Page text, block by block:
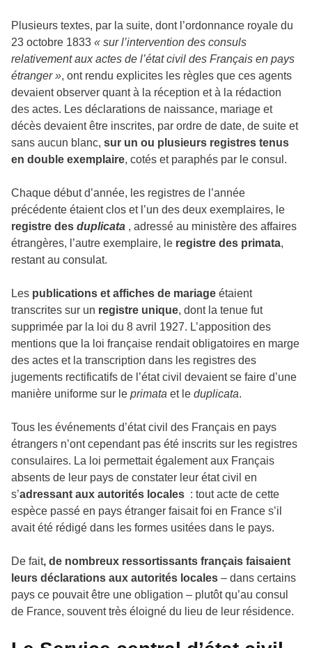
Plusieurs textes, par la suite, dont l’ordonnance royale du
23 octobre 1833 « sur l’intervention des consuls
relativement aux actes de l’état civil des Français en pays
étranger », ont rendu explicites les règles que ces agents
devaient observer quant à la réception et à la rédaction
des actes. Les déclarations de naissance, mariage et
décès devaient être inscrites, par ordre de date, de suite et
sans aucun blanc, sur un ou plusieurs registres tenus
en double exemplaire, cotés et paraphés par le consul.
Chaque début d’année, les registres de l’année
précédente étaient clos et l’un des deux exemplaires, le
registre des duplicata , adressé au ministère des affaires
étrangères, l’autre exemplaire, le registre des primata,
restant au consulat.
Les publications et affiches de mariage étaient
transcrites sur un registre unique, dont la tenue fut
supprimée par la loi du 8 avril 1927. L’apposition des
mentions que la loi française rendait obligatoires en marge
des actes et la transcription dans les registres des
jugements rectificatifs de l’état civil devaient se faire d’une
manière uniforme sur le primata et le duplicata.
Tous les événements d’état civil des Français en pays
étrangers n’ont cependant pas été inscrits sur les registres
consulaires. La loi permettait également aux Français
absents de leur pays de constater leur état civil en
s’adressant aux autorités locales : tout acte de cette
espèce passé en pays étranger faisait foi en France s’il
avait été rédigé dans les formes usitées dans le pays.
De fait, de nombreux ressortissants français faisaient
leurs déclarations aux autorités locales – dans certains
pays ce pouvait être une obligation – plutôt qu’au consul
de France, souvent très éloigné du lieu de leur résidence.